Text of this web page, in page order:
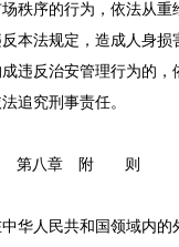
秩序的行为，依法从重
本法规定，造成人身损
违反治安管理行为的，
追究刑事责任。
第八章 附 则
华人民共和国领域内的